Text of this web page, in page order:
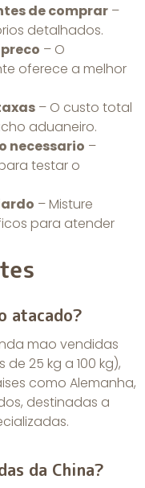
de comprar –
detalhados.
– O
oferece a melhor
– O custo total
aduaneiro.
necessario –
testar o
– Misture
para atender
atacado?
mao vendidas
25 kg a 100 kg),
como Alemanha,
destinadas a
da China?